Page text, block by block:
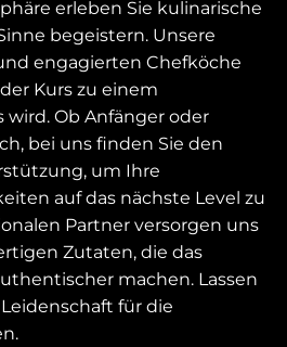
erleben Sie kulinarische
begeistern. Unsere
engagierten Chefköche
Kurs zu einem
wird. Ob Anfänger oder
bei uns finden Sie den
um Ihre
auf das nächste Level zu
Partner versorgen uns
Zutaten, die das
machen. Lassen
für die